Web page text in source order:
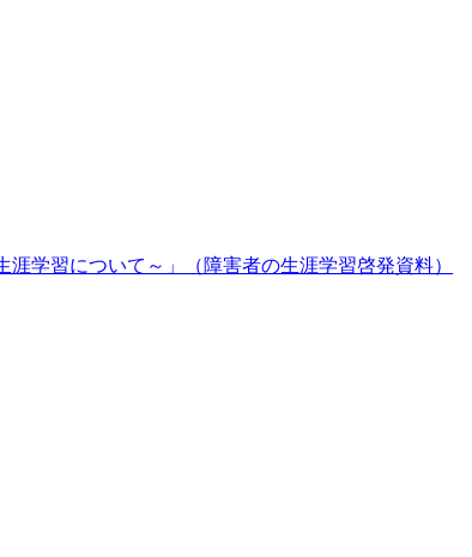
学習について～」（障害者の生涯学習啓発資料）